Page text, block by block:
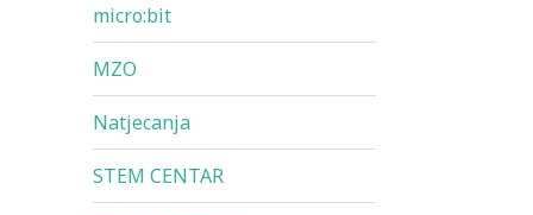
micro:bit
MZO
Natjecanja
STEM CENTAR